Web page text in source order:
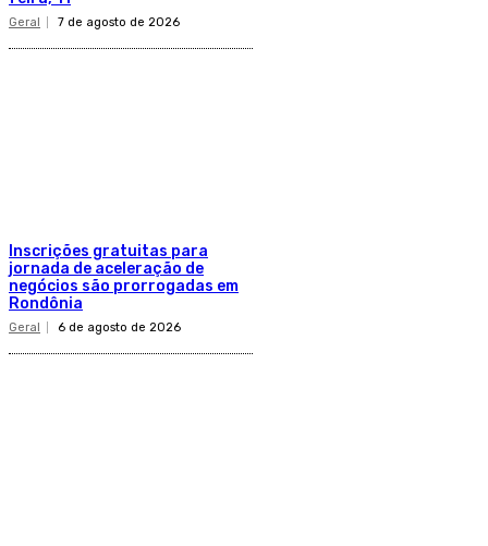
Geral 7 de agosto de 2026
Inscrições gratuitas para
jornada de aceleração de
negócios são prorrogadas em
Rondônia
Geral 6 de agosto de 2026